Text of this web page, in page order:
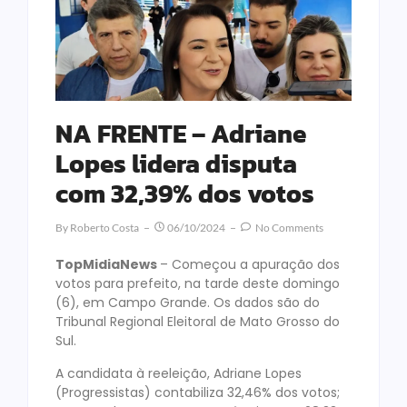
NA FRENTE – Adriane
Lopes lidera disputa
com 32,39% dos votos
By Roberto Costa 06/10/2024 No Comments
TopMidiaNews – Começou a apuração dos
votos para prefeito, na tarde deste domingo
(6), em Campo Grande. Os dados são do
Tribunal Regional Eleitoral de Mato Grosso do
Sul.
A candidata à reeleição, Adriane Lopes
(Progressistas) contabiliza 32,46% dos votos;